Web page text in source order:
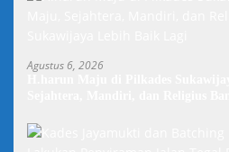
Agustus 6, 2026